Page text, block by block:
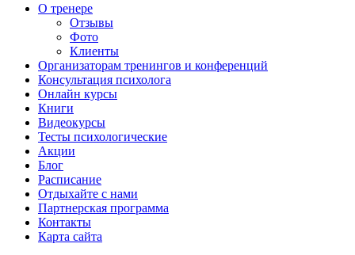
О тренере
Отзывы
Фото
Клиенты
Организаторам тренингов и конференций
Консультация психолога
Онлайн курсы
Книги
Видеокурсы
Тесты психологические
Акции
Блог
Расписание
Отдыхайте с нами
Партнерская программа
Контакты
Карта сайта